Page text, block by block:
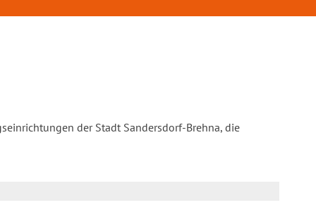
der Stadt Sandersdorf-Brehna, die